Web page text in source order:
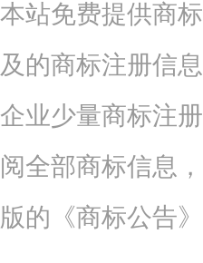
本站免费提供商
及的商标注册信
企业少量商标注
阅全部商标信息
版的《商标公告》